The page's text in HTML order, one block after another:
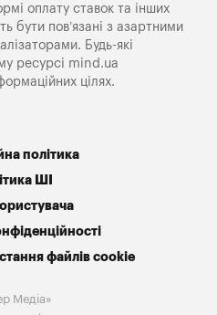
оплату ставок та інших
бути пов’язані з азартними
Будь-які
ресурсі mind.ua
цілях.
політика
ШІ
файлів cookie
Медiа»